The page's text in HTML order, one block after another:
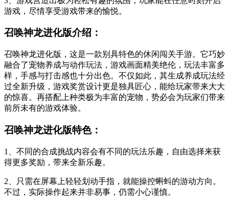
游戏，尽情享受游戏带来的愉悦。
召唤神龙进化版介绍：
召唤神龙进化版，这是一款别具特色的休闲闯关手游。它巧妙
融合了宠物养成与动作玩法，游戏画面精美绝伦，玩法丰富多
样，手感与打击感也十分出色。不仅如此，其生成养成玩法经
过全新升级，游戏奖赏设计更是独具匠心，能给玩家带来大大
的惊喜。再搭配上种类极为丰富的宠物，势必会为玩家们带来
前所未有的游戏体验。
召唤神龙进化版特色：
1、不同的合成挑战内容会有不同的玩法乐趣，自由选择来获
得更多奖励，带来全新乐趣。
2、只需在屏幕上轻轻划动手指，就能操控蝌蚪的游动方向。
不过，实际操作起来并非易事，仍需小心谨慎。